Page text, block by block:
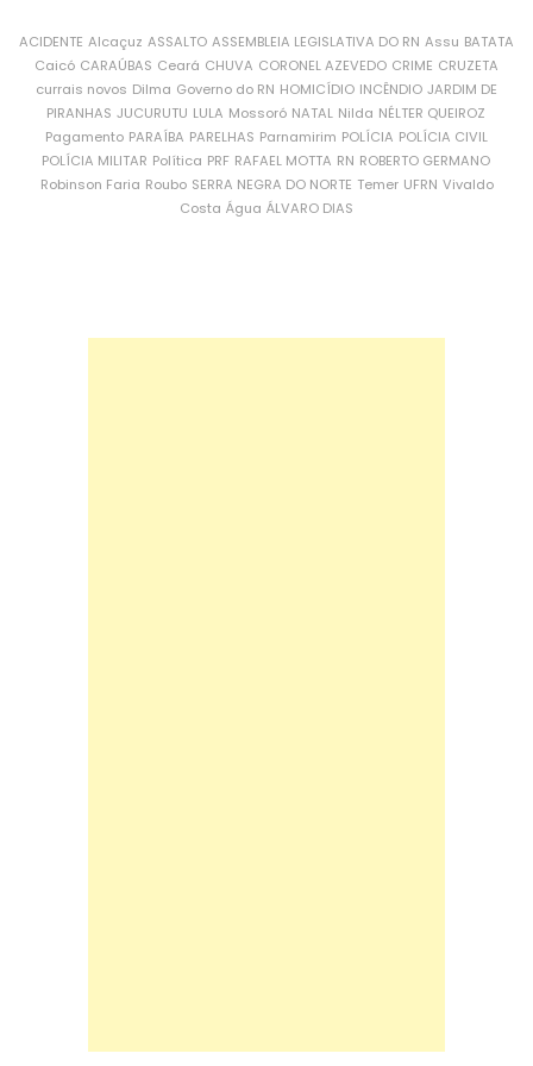
ACIDENTE Alcaçuz ASSALTO ASSEMBLEIA LEGISLATIVA DO RN Assu BATATA
Caicó CARAÚBAS Ceará CHUVA CORONEL AZEVEDO CRIME CRUZETA
currais novos Dilma Governo do RN HOMICÍDIO INCÊNDIO JARDIM DE
PIRANHAS JUCURUTU LULA Mossoró NATAL Nilda NÉLTER QUEIROZ
Pagamento PARAÍBA PARELHAS Parnamirim POLÍCIA POLÍCIA CIVIL
POLÍCIA MILITAR Política PRF RAFAEL MOTTA RN ROBERTO GERMANO
Robinson Faria Roubo SERRA NEGRA DO NORTE Temer UFRN Vivaldo
Costa Água ÁLVARO DIAS